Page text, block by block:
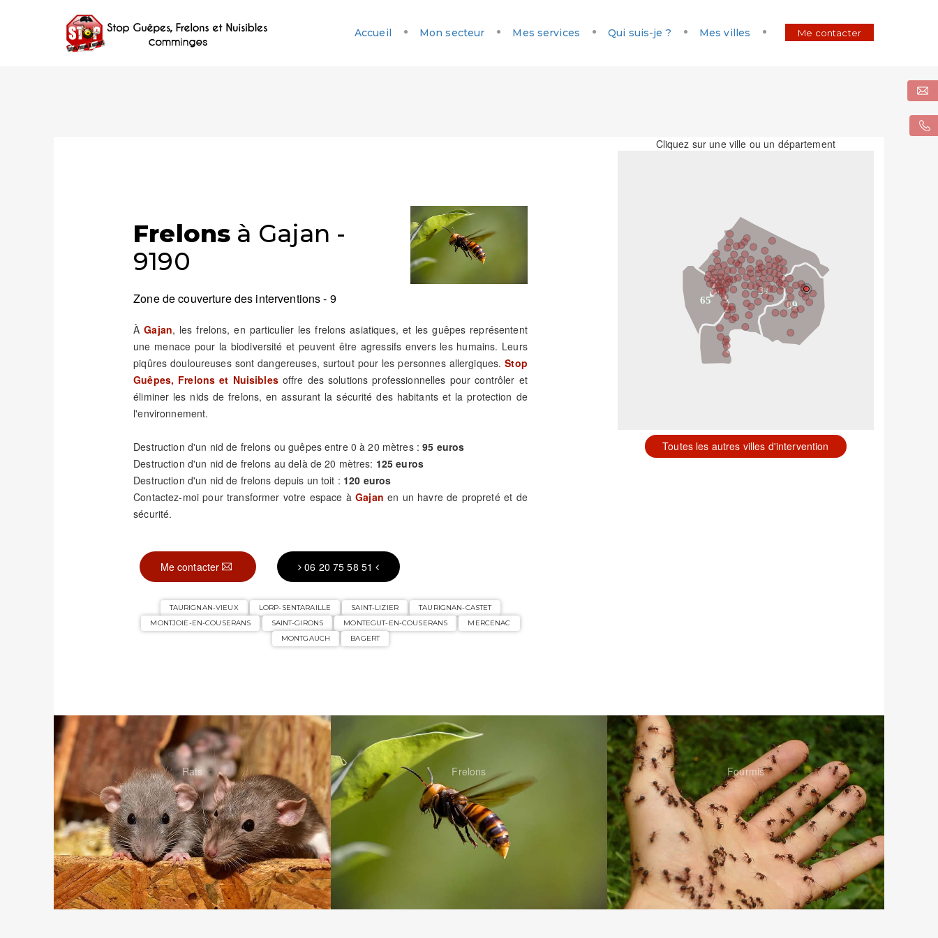
Accueil Mon secteur Mes services Qui suis-je ? Mes villes Me contacter
Frelons à Gajan -
9190
Zone de couverture des interventions - 9
ÀGajan, les frelons, en particulier les frelons asiatiques, et les guêpes représentent
une menace pour la biodiversité et peuvent être agressifs envers les humains. Leurs
piqûres douloureuses sont dangereuses, surtout pour les personnes allergiques.Stop
Guêpes, Frelons et Nuisiblesoffre des solutions professionnelles pour contrôler et
éliminer les nids de frelons, en assurant la sécurité des habitants et la protection de
l'environnement.
Destruction d'un nid de frelons ou guêpes entre 0 à 20 mètres :95 euros
Destruction d'un nid de frelons au delà de 20 mètres: 125 euros
Destruction d'un nid de frelons depuis un toit : 120 euros
Contactez-moi pour transformer votre espace àGajan en un havre de propreté et de
sécurité.
Me contacter 06 20 75 58 51
TAURIGNAN-VIEUX LORP-SENTARAILLE SAINT-LIZIER
TAURIGNAN-CASTET
MONTJOIE-EN-COUSERANS
SAINT-GIRONS MONTEGUT-EN-COUSERANS
MERCENAC
MONTGAUCH
BAGERT
Cliquez sur une ville ou un département
31
09
65
Toutes les autres villes d'intervention
Rats Frelons Fourmis